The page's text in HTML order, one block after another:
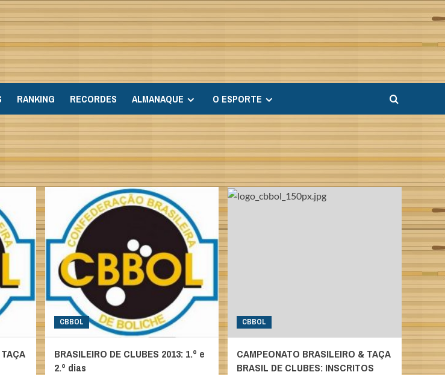
RANKING RECORDES ALMANAQUE O ESPORTE
CBBOL
BRASILEIRO DE CLUBES 2013: 1.º e
2.º dias
CBBOL
CAMPEONATO BRASILEIRO & TAÇA
BRASIL DE CLUBES: INSCRITOS